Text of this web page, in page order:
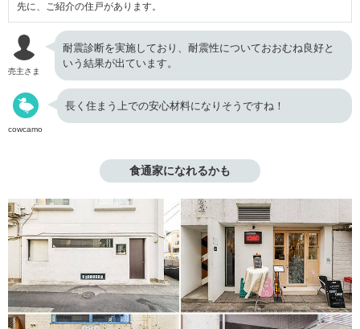
先に、ご紹介の住戸があります。
売主さま
耐震診断を実施しており、耐震性についておおむね良好と
いう結果が出ています。
cowcamo
長く住まう上での安心材料になりそうですね！
食通家になれるかも